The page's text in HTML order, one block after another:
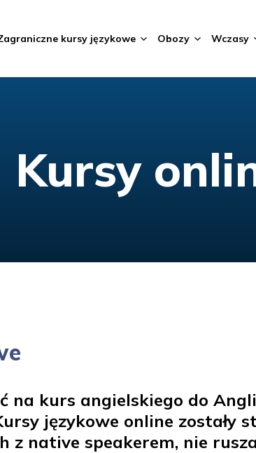
kursy językowe Obozy Wczasy
Kursy
na kurs angielskiego do
językowe online zostały
z native speakerem, nie